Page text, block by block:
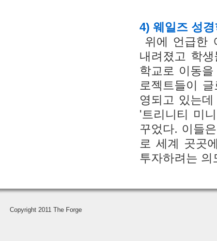
4) 웨일즈 성
위에 언급한
내려졌고 학
학교로 이동
로젝트들이
영되고 있는
'트리니티 미
꾸었다. 이들
로 세계 곳곳
투자하려는
Copyright 2011 The Forge